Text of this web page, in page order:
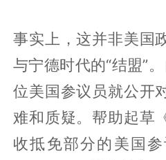
事实上，这并非美国
与宁德时代的“结盟”
位美国参议员就公开
难和质疑。帮助起草
收抵免部分的美国